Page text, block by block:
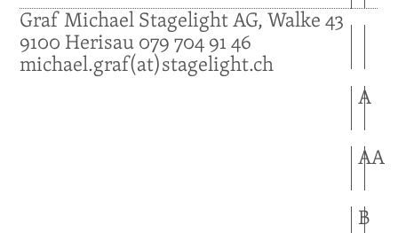
GrafMichaelStagelight AG, Walke 43
9100 Herisau079 704 91 46
michael.graf(at)stagelight.ch
A
AA
B